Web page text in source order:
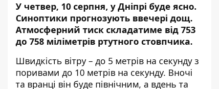
У четвер, 10 серпня, у Дніпрі буде ясно.
Синоптики прогнозують ввечері дощ.
Атмосферний тиск складатиме від 753
до 758 міліметрів ртутного стовпчика.
Швидкість вітру – до 5 метрів на секунду з
поривами до 10 метрів на секунду. Вночі
та вранці він буде північним, а вдень та